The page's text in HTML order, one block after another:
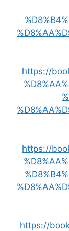
https://
https://
https://